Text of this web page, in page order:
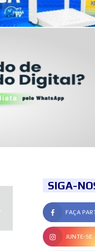
SIGA-
FAÇA
JUNTE-SE